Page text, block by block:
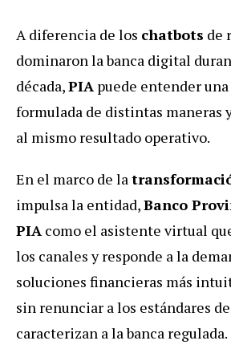
A diferencia de los chatbots de
dominaron la banca digital
década,PIA puede entender
formulada de distintas maneras
al mismo resultado operativo.
En el marco de la
impulsa la entidad,Banco
PIA como el asistente virtual
los canales y responde a la
soluciones financieras más
sin renunciar a los estándares de
caracterizan a la banca regulada.